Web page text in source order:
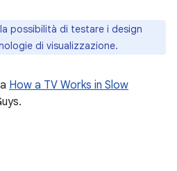
possibilità di testare i design
di visualizzazione.
How a TV Works in Slow